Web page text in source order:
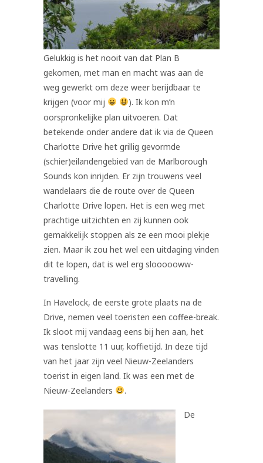
Gelukkig is het nooit van dat Plan B
gekomen, met man en macht was aan de
weg gewerkt om deze weer berijdbaar te
krijgen (voor mij
). Ik kon m’n
oorspronkelijke plan uitvoeren. Dat
betekende onder andere dat ik via de Queen
Charlotte Drive het grillig gevormde
(schier)eilandengebied van de Marlborough
Sounds kon inrijden. Er zijn trouwens veel
wandelaars die de route over de Queen
Charlotte Drive lopen. Het is een weg met
prachtige uitzichten en zij kunnen ook
gemakkelijk stoppen als ze een mooi plekje
zien. Maar ik zou het wel een uitdaging vinden
dit te lopen, dat is wel erg sloooooww-
travelling.
In Havelock, de eerste grote plaats na de
Drive, nemen veel toeristen een coffee-break.
Ik sloot mij vandaag eens bij hen aan, het
was tenslotte 11 uur, koffietijd. In deze tijd
van het jaar zijn veel Nieuw-Zeelanders
toerist in eigen land. Ik was een met de
Nieuw-Zeelanders
.
De